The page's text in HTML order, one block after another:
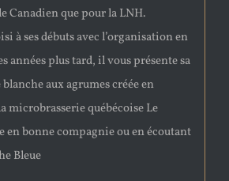
Canadien que pour la LNH.
à ses débuts avec l’organisation en
années plus tard, il vous présente sa
aux agrumes créée en
microbrasserie québécoise Le
en bonne compagnie ou en écoutant
Bleue